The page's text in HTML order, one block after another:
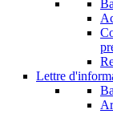
Lettre